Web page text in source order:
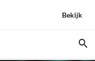
Bekijk